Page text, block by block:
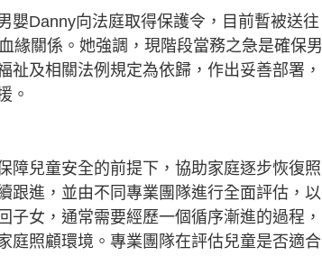
嬰Danny向法庭取得保護令，目前暫被送往
緣關係。她強調，現階段當務之急是確保男
及相關法例規定為依歸，作出妥善部署，
。
障兒童安全的前提下，協助家庭逐步恢復照
跟進，並由不同專業團隊進行全面評估，以
女，通常需要經歷一個循序漸進的過程，
庭照顧環境。專業團隊在評估兒童是否適合